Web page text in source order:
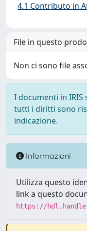
4.1 Contributo in
File in questo
Non ci sono file
I documenti in
tutti i diritti sono
indicazione.
Informazioni
Utilizza questo
link a questo
https://